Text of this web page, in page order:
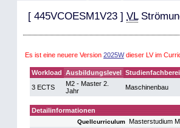
[ 445VCOESM1V23 ] VL
Es ist eine neuere Version 2025Wdieser LV im
Workload Ausbildungslevel
3 ECTS
M2 - Master 2.
Jahr
Maschinenbau
Detailinformationen
Quellcurriculum Masterstudium